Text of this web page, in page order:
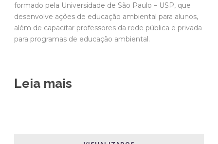
formado pela Universidade de São Paulo – USP, que
desenvolve ações de educação ambiental para alunos,
além de capacitar professores da rede pública e privada
para programas de educação ambiental.
Leia mais